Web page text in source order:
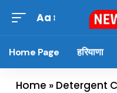
Aa
Home Page हरियाणा
Home » Detergent